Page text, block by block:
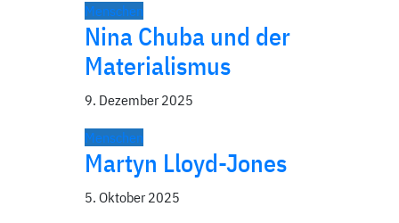
Menschen
Nina Chuba und der
Materialismus
9. Dezember 2025
Menschen
Martyn Lloyd-Jones
5. Oktober 2025